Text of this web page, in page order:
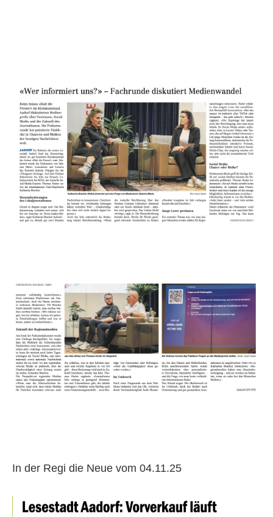
In der Regi die Neue vom 04.11.25